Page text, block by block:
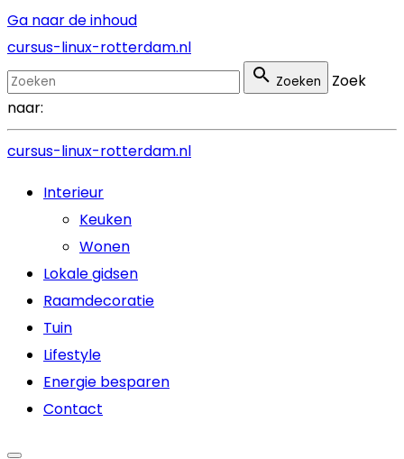
Ga naar de inhoud
cursus-linux-rotterdam.nl
Zoeken
Zoek
naar:
cursus-linux-rotterdam.nl
Interieur
Keuken
Wonen
Lokale gidsen
Raamdecoratie
Tuin
Lifestyle
Energie besparen
Contact